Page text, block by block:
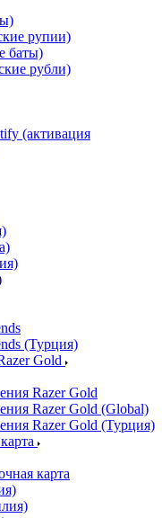
рупии)
баты)
рубли)
(активация
(Турция)
Gold
Razer Gold
Razer Gold (Global)
Razer Gold (Турция)
карта